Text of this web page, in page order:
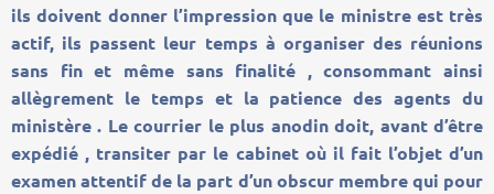
ils doivent donner l’impression que le ministre est très
actif, ils passent leur temps à organiser des réunions
sans fin et même sans finalité , consommant ainsi
allègrement le temps et la patience des agents du
ministère . Le courrier le plus anodin doit, avant d’être
expédié , transiter par le cabinet où il fait l’objet d’un
examen attentif de la part d’un obscur membre qui pour